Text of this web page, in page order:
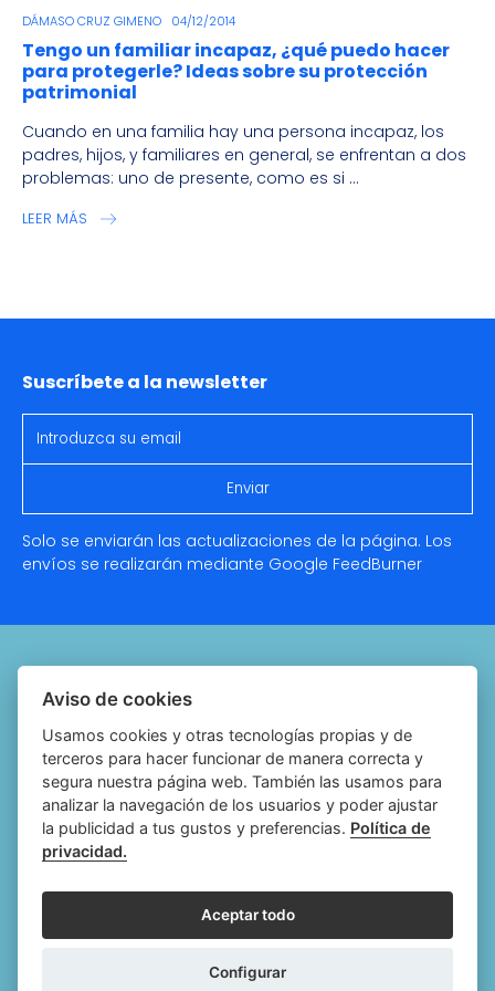
DÁMASO CRUZ GIMENO 04/12/2014
Tengo un familiar incapaz, ¿qué puedo hacer
para protegerle? Ideas sobre su protección
patrimonial
Cuando en una familia hay una persona incapaz, los
padres, hijos, y familiares en general, se enfrentan a dos
problemas: uno de presente, como es si ...
LEER MÁS
Suscríbete a la newsletter
Solo se enviarán las actualizaciones de la página. Los
envíos se realizarán mediante Google FeedBurner
Política de cookies
Política de privacidad
Aviso legal
Configurar cookies
Aviso de cookies
Usamos cookies y otras tecnologías propias y de
terceros para hacer funcionar de manera correcta y
segura nuestra página web. También las usamos para
analizar la navegación de los usuarios y poder ajustar
la publicidad a tus gustos y preferencias. Política de
privacidad.
Aceptar todo
Configurar